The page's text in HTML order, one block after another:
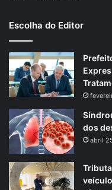
Escolha do Editor
dos
abril